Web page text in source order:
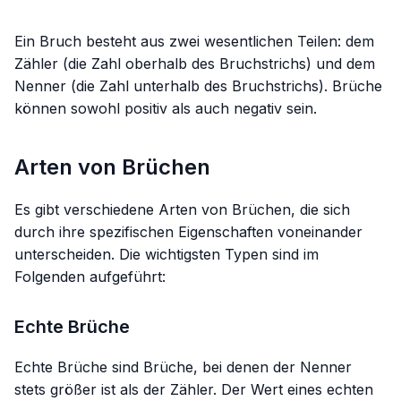
Ein Bruch besteht aus zwei wesentlichen Teilen: dem
Zähler (die Zahl oberhalb des Bruchstrichs) und dem
Nenner (die Zahl unterhalb des Bruchstrichs). Brüche
können sowohl positiv als auch negativ sein.
Arten von Brüchen
Es gibt verschiedene Arten von Brüchen, die sich
durch ihre spezifischen Eigenschaften voneinander
unterscheiden. Die wichtigsten Typen sind im
Folgenden aufgeführt:
Echte Brüche
Echte Brüche sind Brüche, bei denen der Nenner
stets größer ist als der Zähler. Der Wert eines echten